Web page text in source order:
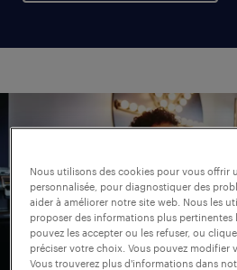
Nous utilisons des cookies pour vous offrir
personnalisée, pour diagnostiquer des
aider à améliorer notre site web. Nous les
proposer des informations plus pertinentes
pouvez les accepter ou les refuser, ou
préciser votre choix. Vous pouvez modifier
Vous trouverez plus d'informations dans